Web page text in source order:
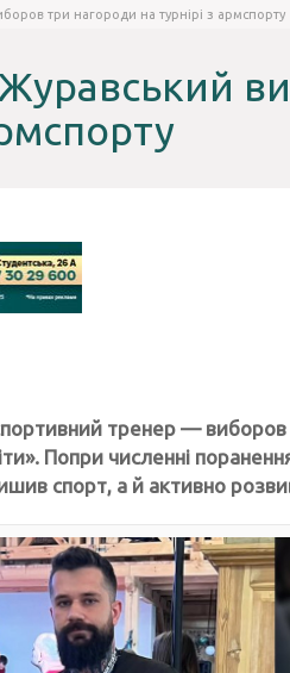
три нагороди на турнірі з армспорту
тренер — виборов
Попри численні
спорт, а й активно